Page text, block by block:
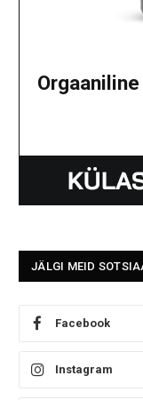
JÄLGI MEID
Facebook
Instagram